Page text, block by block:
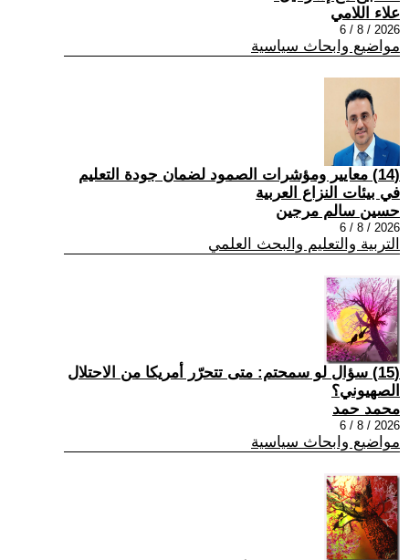
علاء اللامي
2026 / 8 / 6
مواضيع وابحاث سياسية
(14) معايير ومؤشرات الصمود لضمان جودة التعليم
في بيئات النزاع العربية
حسين سالم مرجين
2026 / 8 / 6
التربية والتعليم والبحث العلمي
(15) سؤال لو سمحتم: متى تتحرّر أمريكا من الاحتلال
الصهيوني؟
محمد حمد
2026 / 8 / 6
مواضيع وابحاث سياسية